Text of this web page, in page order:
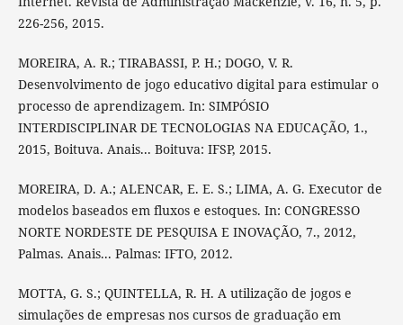
226-256, 2015.
MOREIRA, A. R.; TIRABASSI, P. H.; DOGO, V. R.
Desenvolvimento de jogo educativo digital para estimular o
processo de aprendizagem. In: SIMPÓSIO
INTERDISCIPLINAR DE TECNOLOGIAS NA EDUCAÇÃO, 1.,
2015, Boituva. Anais... Boituva: IFSP, 2015.
MOREIRA, D. A.; ALENCAR, E. E. S.; LIMA, A. G. Executor de
modelos baseados em fluxos e estoques. In: CONGRESSO
NORTE NORDESTE DE PESQUISA E INOVAÇÃO, 7., 2012,
Palmas. Anais... Palmas: IFTO, 2012.
MOTTA, G. S.; QUINTELLA, R. H. A utilização de jogos e
simulações de empresas nos cursos de graduação em